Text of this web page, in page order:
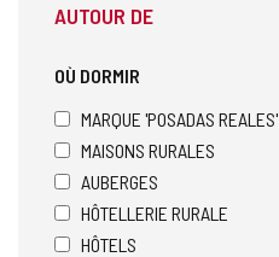
AUTOUR DE
OÙ DORMIR
MARQUE 'POSADAS REALES'
MAISONS RURALES
AUBERGES
HÔTELLERIE RURALE
HÔTELS